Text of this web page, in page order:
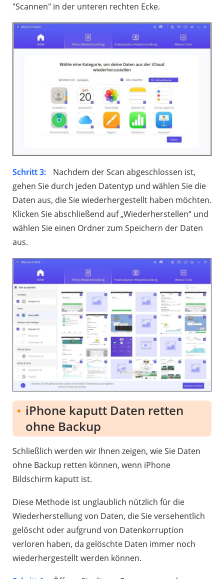
"Scannen" in der unteren rechten Ecke.
Schritt 3:
Nachdem der Scan abgeschlossen ist,
gehen Sie durch jeden Datentyp und wählen Sie die
Daten aus, die Sie wiederhergestellt haben möchten.
Klicken Sie abschließend auf „Wiederherstellen“ und
wählen Sie einen Ordner zum Speichern der Daten
aus.
iPhone kaputt Daten retten
ohne Backup
Schließlich werden wir Ihnen zeigen, wie Sie Daten
ohne Backup retten können, wenn iPhone
Bildschirm kaputt ist.
Diese Methode ist unglaublich nützlich für die
Wiederherstellung von Daten, die Sie versehentlich
gelöscht oder aufgrund von Datenkorruption
verloren haben, da gelöschte Daten immer noch
wiederhergestellt werden können.